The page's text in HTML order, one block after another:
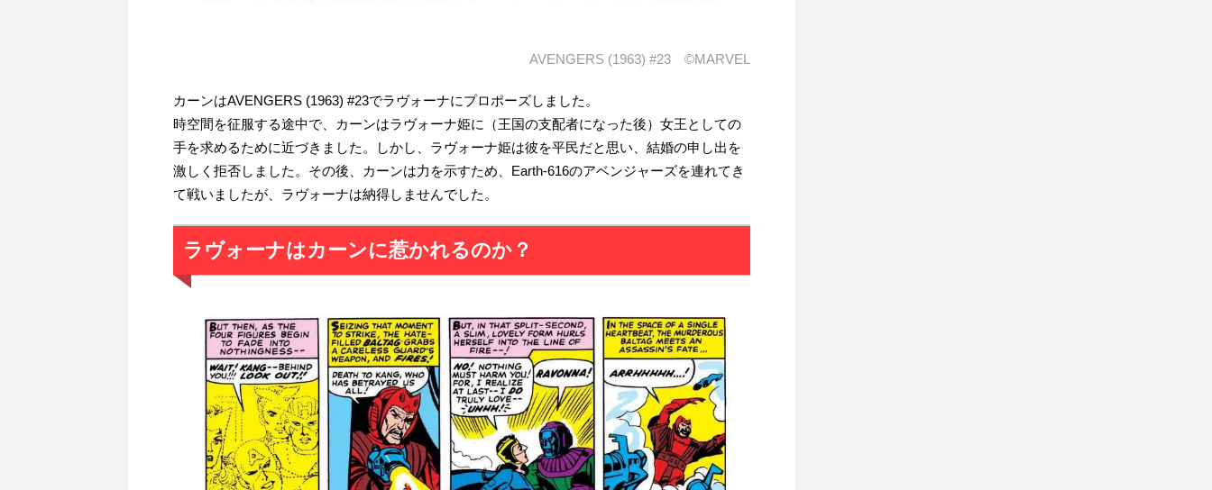
AVENGERS (1963) #23 ©MARVEL
カーンはAVENGERS (1963) #23でラヴォーナにプロポーズしました。
時空間を征服する途中で、カーンはラヴォーナ姫に（王国の支配者になった後）女王としての
手を求めるために近づきました。しかし、ラヴォーナ姫は彼を平民だと思い、結婚の申し出を
激しく拒否しました。その後、カーンは力を示すため、Earth-616のアベンジャーズを連れてき
て戦いましたが、ラヴォーナは納得しませんでした。
ラヴォーナはカーンに惹かれるのか？